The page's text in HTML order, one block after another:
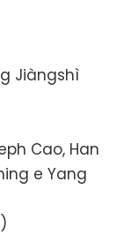
Jiàngshì
Cao, Han
e Yang